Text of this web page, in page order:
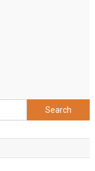
Search
for: